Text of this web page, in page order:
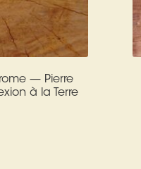
— Pierre
à la Terre